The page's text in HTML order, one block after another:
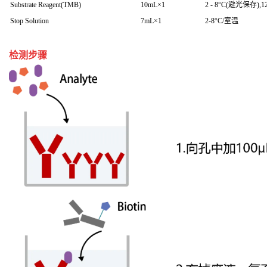
Substrate Reagent(TMB) 10mL×1
2 - 8°C(避光保存
Stop Solution
7mL×1 2-8°C/室温
检测步骤